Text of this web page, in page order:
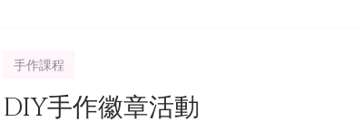
DIY手作徽章活動
手作課程